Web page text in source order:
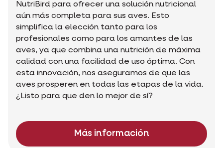
NutriBird para ofrecer una solución nutricional
aún más completa para sus aves. Esto
simplifica la elección tanto para los
profesionales como para los amantes de las
aves, ya que combina una nutrición de máxima
calidad con una facilidad de uso óptima. Con
esta innovación, nos aseguramos de que las
aves prosperen en todas las etapas de la vida.
¿Listo para que den lo mejor de sí?
Más información